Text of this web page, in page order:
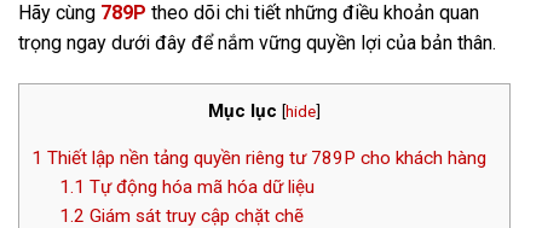
Hãy cùng 789P theo dõi chi tiết những điều khoản quan
trọng ngay dưới đây để nắm vững quyền lợi của bản thân.
Mục lục [hide]
1 Thiết lập nền tảng quyền riêng tư 789P cho khách hàng
1.1 Tự động hóa mã hóa dữ liệu
1.2 Giám sát truy cập chặt chẽ